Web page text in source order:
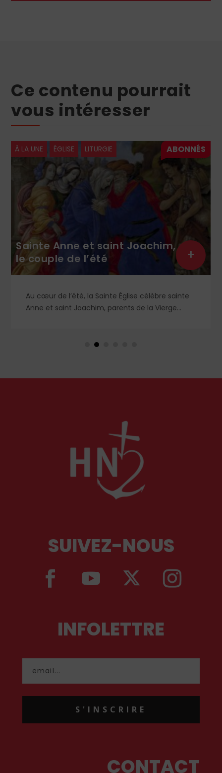
Ce contenu pourrait
vous intéresser
À LA UNE ÉGLISE LITURGIE
Sainte Anne et saint Joachim,
le couple de l’été
Au cœur de l’été, la Sainte Église célèbre sainte
Anne et saint Joachim, parents de la Vierge
en Orient qu’en Occident, célèbre par sa piété
+
SUIVEZ-NOUS
INFOLETTRE
S'INSCRIRE
CONTACT